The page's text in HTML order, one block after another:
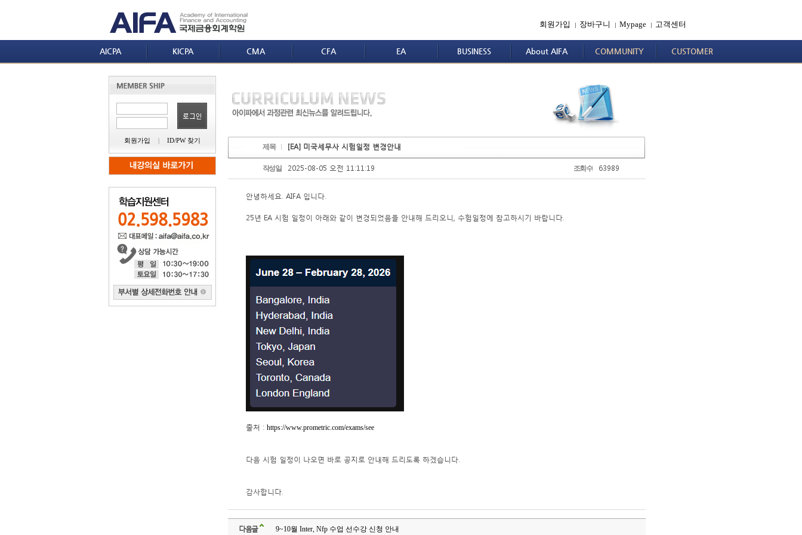
회원가입 | 장바구니 | Mypage | 고객센터
AICPA KICPA CMA CFA EA BUSINESS About AIFA COMMUNITY CUSTOMER
회원가입 | ID/PW 찾기
제목 [EA] 미국세무사 시험일정 변경안내
작성일 2025-08-05 오전 11:11:19 조회수 63989
안녕하세요. AIFA 입니다.
25년 EA 시험 일정이 아래와 같이 변경되었음을 안내해 드리오니, 수험일정에 참고하시기 바랍니다.
출처 : https://www.prometric.com/exams/see
다음 시험 일정이 나오면 바로 공지로 안내해 드리도록 하겠습니다.
감사합니다.
다음글 9~10월 Inter, Nfp 수업 선수강 신청 안내